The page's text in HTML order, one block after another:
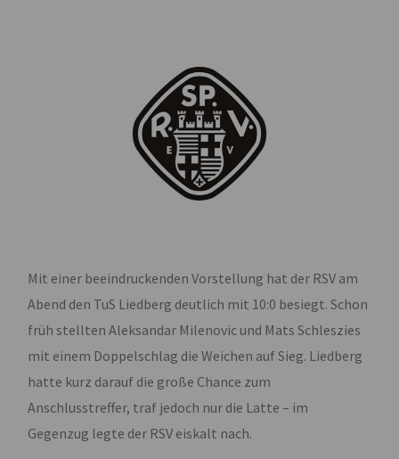
Mit einer beeindruckenden Vorstellung hat der RSV am
Abend den TuS Liedberg deutlich mit 10:0 besiegt. Schon
früh stellten Aleksandar Milenovic und Mats Schleszies
mit einem Doppelschlag die Weichen auf Sieg. Liedberg
hatte kurz darauf die große Chance zum
Anschlusstreffer, traf jedoch nur die Latte – im
Gegenzug legte der RSV eiskalt nach.